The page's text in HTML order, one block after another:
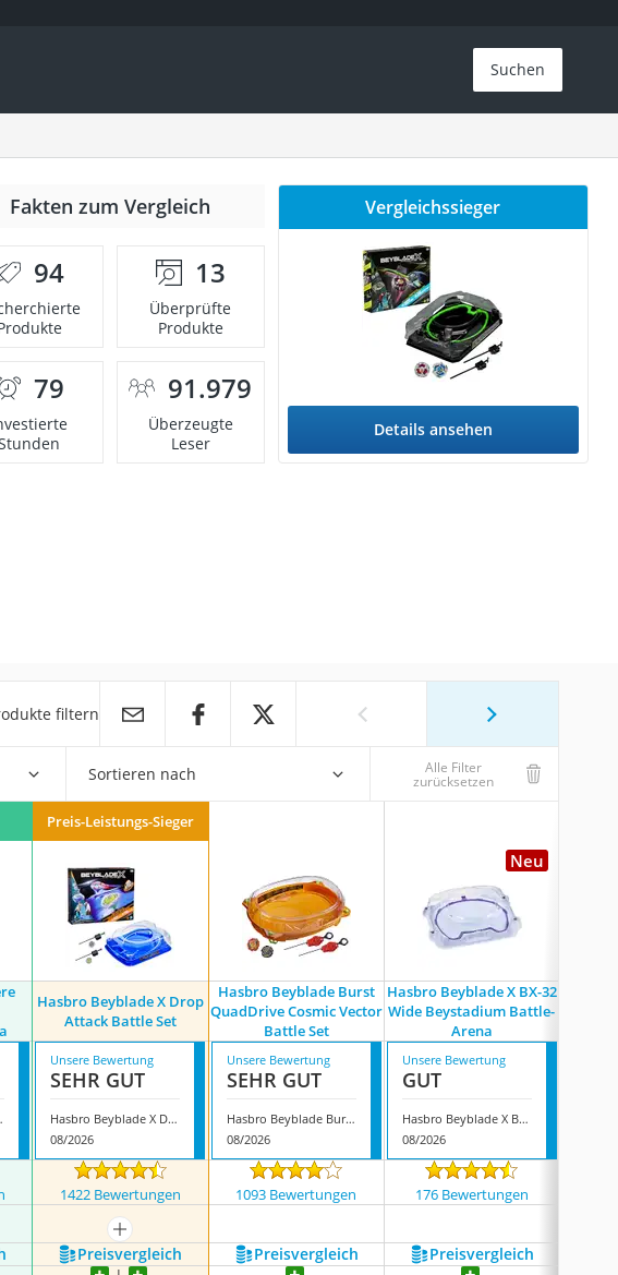
Suchen
Fakten zum Vergleich
94 13
Überprüfte
Produkte
79 91.979
Überzeugte
Leser
Vergleichssieger
Details ansehen
filtern
Sortieren nach Alle Filter
zurücksetzen
Preis-Leistungs-Sieger
Neu
Hasbro Beyblade X Drop
Attack Battle Set
Hasbro Beyblade Burst
QuadDrive Cosmic Vector
Battle Set
Hasbro Beyblade X BX-32
Wide Beystadium Battle-
Arena
Arena
Unsere Bewertung
SEHR GUT
Hasbro Beyblade X Drop Attack Battle Set
08/2026
Unsere Bewertung
SEHR GUT
Hasbro Beyblade Burst QuadDrive Cosmic Vector Battle Set
08/2026
Unsere Bewertung
GUT
Hasbro Beyblade X BX-32 Wide Beystadium Battle-Arena
08/2026
1422 Bewertungen 1093 Bewertungen 176 Bewertungen
mehr anzeigen
Preis­vergleich Preis­vergleich Preis­vergleich